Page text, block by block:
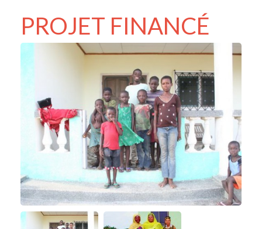
PROJET FINANCÉ